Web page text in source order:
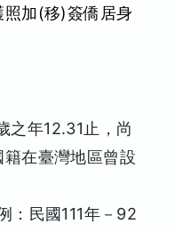
照加(移)簽僑居身
之年12.31止，尚
在臺灣地區曾設
：民國111年－92